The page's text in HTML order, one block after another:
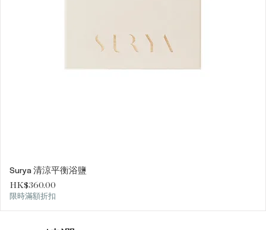
Surya 清涼平衡浴鹽
價格
HK$360.00
限時滿額折扣